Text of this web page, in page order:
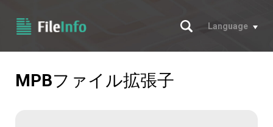
サーチ
Language
MPBファイル拡張子